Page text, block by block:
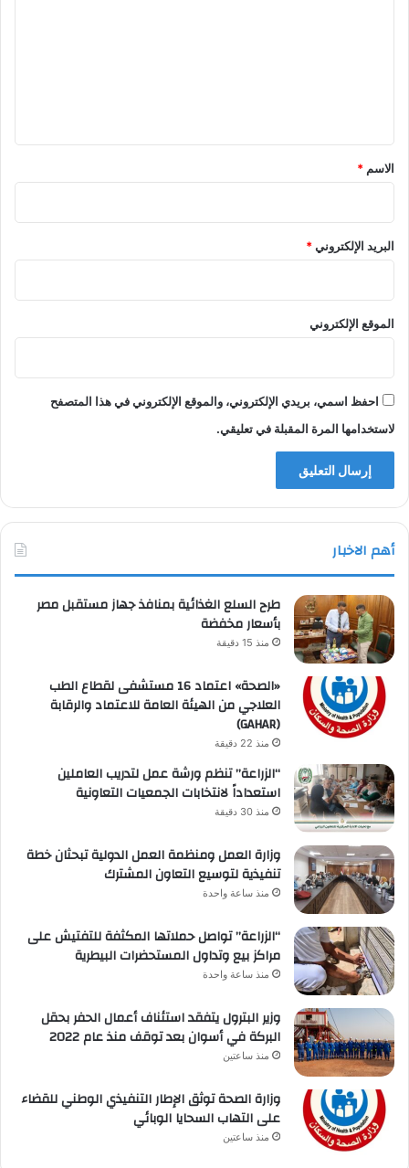
*
الاسم *
البريد الإلكتروني*
الموقع الإلكتروني
احفظ اسمي، بريدي الإلكتروني، والموقع الإلكتروني في هذا المتصفح
لاستخدامها المرة المقبلة في تعليقي.
أهم الاخبار
طرح السلع الغذائية بمنافذ جهاز مستقبل مصر
بأسعار مخفضة
منذ 15 دقيقة
«الصحة» اعتماد 16 مستشفى لقطاع الطب
العلاجي من الهيئة العامة للاعتماد والرقابة
(GAHAR)
منذ 22 دقيقة
“الزراعة” تنظم ورشة عمل لتدريب العاملين
استعداداً لانتخابات الجمعيات التعاونية
منذ 30 دقيقة
وزارة العمل ومنظمة العمل الدولية تبحثان خطة
تنفيذية لتوسيع التعاون المشترك
منذ ساعة واحدة
“الزراعة” تواصل حملاتها المكثفة للتفتيش على
مراكز بيع وتداول المستحضرات البيطرية
منذ ساعة واحدة
وزير البترول يتفقد استئناف أعمال الحفر بحقل
البركة في أسوان بعد توقف منذ عام 2022
منذ ساعتين
وزارة الصحة توثق الإطار التنفيذي الوطني للقضاء
على التهاب السحايا الوبائي
منذ ساعتين